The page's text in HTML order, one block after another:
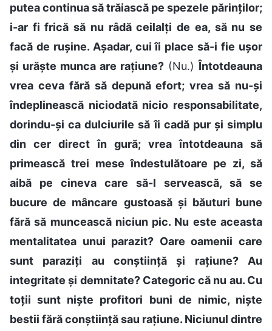
putea continua să trăiască pe spezele părinților;
i-ar fi frică să nu râdă ceilalți de ea, să nu se
facă de rușine. Așadar, cui îi place să-i fie ușor
și urăște munca are rațiune? (Nu.)Întotdeauna
vrea ceva fără să depună efort; vrea să nu-și
îndeplinească niciodată nicio responsabilitate,
dorindu-și ca dulciurile să îi cadă pur și simplu
din cer direct în gură; vrea întotdeauna să
primească trei mese îndestulătoare pe zi, să
aibă pe cineva care să-l servească, să se
bucure de mâncare gustoasă și băuturi bune
fără să muncească niciun pic. Nu este aceasta
mentalitatea unui parazit? Oare oamenii care
sunt paraziți au conștiință și rațiune? Au
integritate și demnitate? Categoric că nu au. Cu
toții sunt niște profitori buni de nimic, niște
bestii fără conștiință sau rațiune. Niciunul dintre